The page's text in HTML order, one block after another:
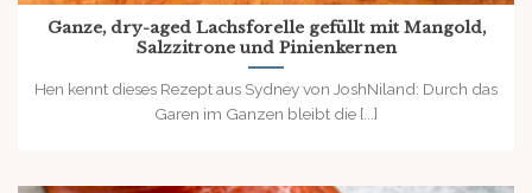
Ganze, dry-aged Lachsforelle gefüllt mit Mangold,
Salzzitrone und Pinienkernen
Hen kennt dieses Rezept aus Sydney von JoshNiland: Durch das
Garen im Ganzen bleibt die [...]